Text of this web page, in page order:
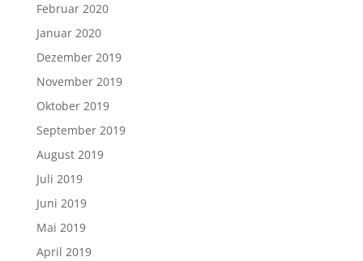
Februar 2020
Januar 2020
Dezember 2019
November 2019
Oktober 2019
September 2019
August 2019
Juli 2019
Juni 2019
Mai 2019
April 2019